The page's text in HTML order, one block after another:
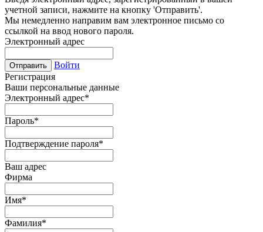
учетной записи, нажмите на кнопку 'Отправить'.
Мы немедленно направим вам электронное письмо со
ссылкой на ввод нового пароля.
Электронный адрес
Отправить
Войти
Регистрация
Ваши персональные данные
Электронный адрес*
Пароль*
Подтверждение пароля*
Ваш адрес
Фирма
Имя*
Фамилия*